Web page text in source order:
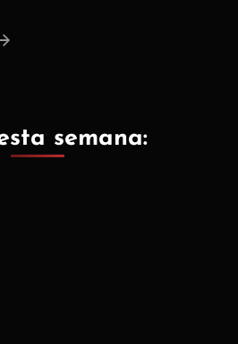
Servicios
Proyectossemana: